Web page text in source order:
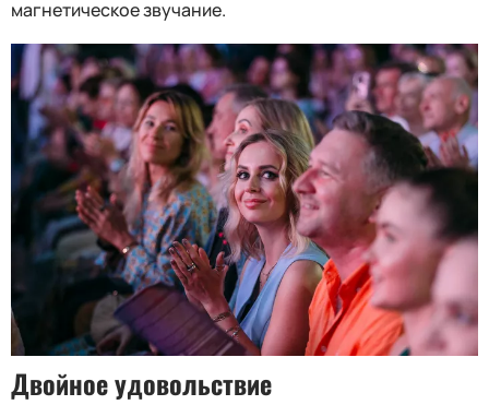
магнетическое звучание.
Двойное удовольствие